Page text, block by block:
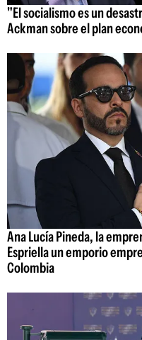
"El socialismo es un
Ackman sobre el plan
Ana Lucía Pineda, la
Espriella un emporio
Colombia